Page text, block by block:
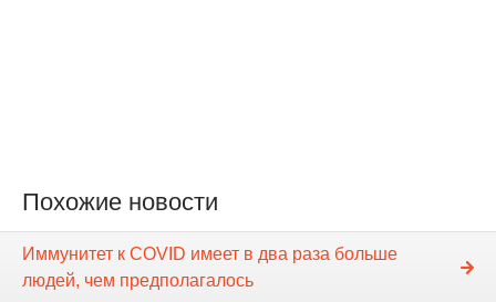
Похожие новости
Иммунитет к COVID имеет в два раза больше
людей, чем предполагалось